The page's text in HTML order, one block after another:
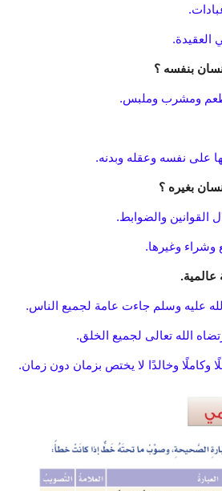
العقيدة.
بنفسه ؟
مطعم ومشرب وملبس.
على نفسه وعقله وبدنه.
بغيره ؟
القوانين والضوابط.
وشراء وغيرها.
عالمية.
عليه وسلم جاءت عامة لجميع الناس.
الله تعالى لجميع الخلق.
وكاملًا وخالدًا لا يختص بزمان دون زمان.